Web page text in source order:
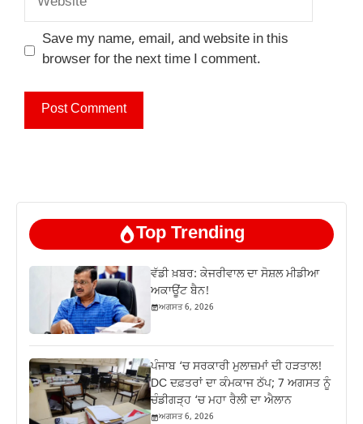
Save my name, email, and website in this
browser for the next time I comment.
Top Trending
ਵੱਡੀ ਖ਼ਬਰ: ਕੇਜਰੀਵਾਲ ਦਾ ਸੋਸ਼ਲ ਮੀਡੀਆ
ਅਕਾਊਂਟ ਬੈਨ!
ਅਗਸਤ 6, 2026
ਪੰਜਾਬ ‘ਚ ਸਰਕਾਰੀ ਮੁਲਾਜ਼ਮਾਂ ਦੀ ਹੜਤਾਲ!
DC ਦਫ਼ਤਰਾਂ ਦਾ ਕੰਮਕਾਜ ਠੱਪ; 7 ਅਗਸਤ ਨੂੰ
ਚੰਡੀਗੜ੍ਹ ‘ਚ ਮਹਾ ਰੈਲੀ ਦਾ ਐਲਾਨ
ਅਗਸਤ 6, 2026